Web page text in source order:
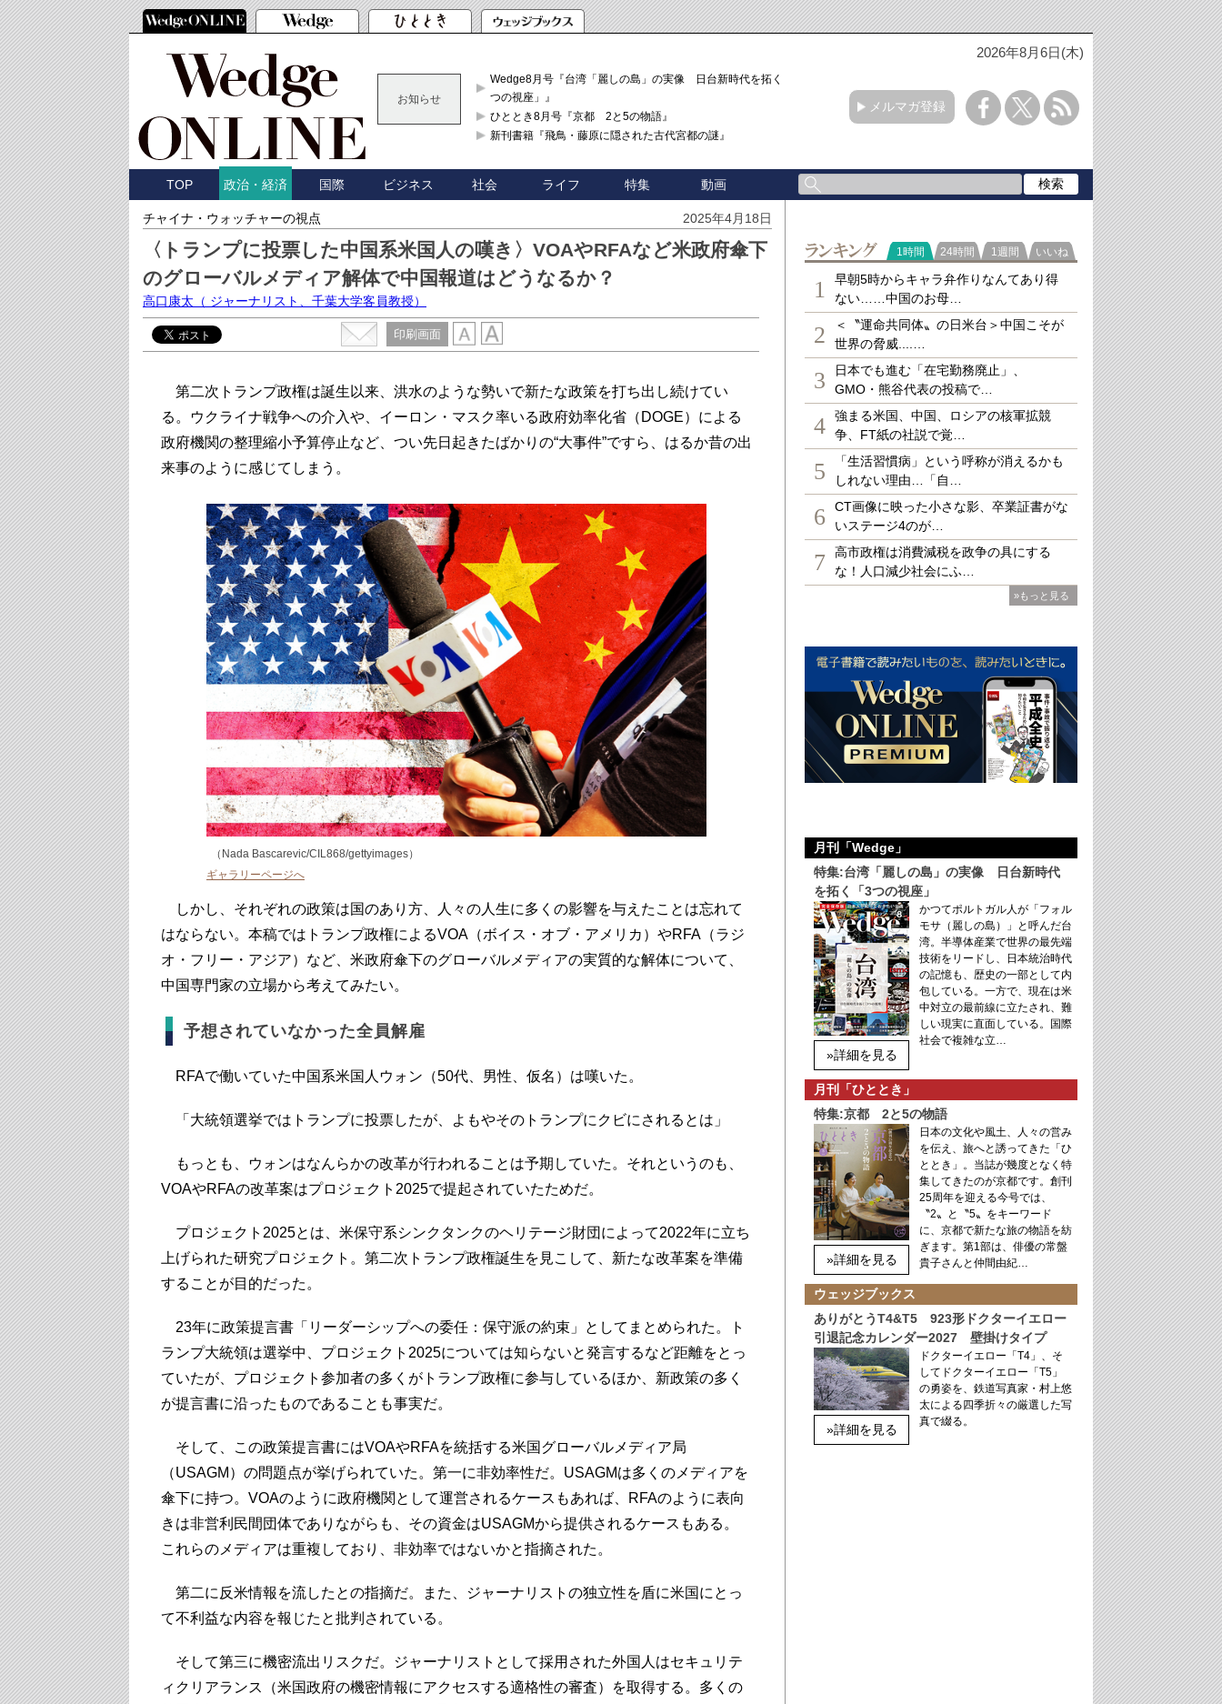
2026年8月6日(木)
お知らせ
Wedge8月号『台湾「麗しの島」の実像 日台新時代を拓く「3
つの視座」』
ひととき8月号『京都 2と5の物語』
新刊書籍『飛鳥・藤原に隠された古代宮都の謎』
メルマガ登録
TOP 政治・経済 国際 ビジネス 社会 ライフ 特集 動画
チャイナ・ウォッチャーの視点 2025年4月18日
〈トランプに投票した中国系米国人の嘆き〉VOAやRFAなど米政府傘下
のグローバルメディア解体で中国報道はどうなるか？
高口康太 （ ジャーナリスト、千葉大学客員教授）
印刷画面
第二次トランプ政権は誕生以来、洪水のような勢いで新たな政策を打ち出し続けてい
る。ウクライナ戦争への介入や、イーロン・マスク率いる政府効率化省（DOGE）による
政府機関の整理縮小予算停止など、つい先日起きたばかりの“大事件”ですら、はるか昔の出
来事のように感じてしまう。
（Nada Bascarevic/CIL868/gettyimages）
ギャラリーページへ
しかし、それぞれの政策は国のあり方、人々の人生に多くの影響を与えたことは忘れて
はならない。本稿ではトランプ政権によるVOA（ボイス・オブ・アメリカ）やRFA（ラジ
オ・フリー・アジア）など、米政府傘下のグローバルメディアの実質的な解体について、
中国専門家の立場から考えてみたい。
予想されていなかった全員解雇
RFAで働いていた中国系米国人ウォン（50代、男性、仮名）は嘆いた。
「大統領選挙ではトランプに投票したが、よもやそのトランプにクビにされるとは」
もっとも、ウォンはなんらかの改革が行われることは予期していた。それというのも、
VOAやRFAの改革案はプロジェクト2025で提起されていたためだ。
プロジェクト2025とは、米保守系シンクタンクのヘリテージ財団によって2022年に立ち
上げられた研究プロジェクト。第二次トランプ政権誕生を見こして、新たな改革案を準備
することが目的だった。
23年に政策提言書「リーダーシップへの委任：保守派の約束」としてまとめられた。ト
ランプ大統領は選挙中、プロジェクト2025については知らないと発言するなど距離をとっ
ていたが、プロジェクト参加者の多くがトランプ政権に参与しているほか、新政策の多く
が提言書に沿ったものであることも事実だ。
そして、この政策提言書にはVOAやRFAを統括する米国グローバルメディア局
（USAGM）の問題点が挙げられていた。第一に非効率性だ。USAGMは多くのメディアを
傘下に持つ。VOAのように政府機関として運営されるケースもあれば、RFAのように表向
きは非営利民間団体でありながらも、その資金はUSAGMから提供されるケースもある。
これらのメディアは重複しており、非効率ではないかと指摘された。
第二に反米情報を流したとの指摘だ。また、ジャーナリストの独立性を盾に米国にとっ
て不利益な内容を報じたと批判されている。
そして第三に機密流出リスクだ。ジャーナリストとして採用された外国人はセキュリテ
ィクリアランス（米国政府の機密情報にアクセスする適格性の審査）を取得する。多くの
ランキング
1時間 24時間 1週間 いいね
1
早朝5時からキャラ弁作りなんてあり得
ない……中国のお母…
2
＜〝運命共同体〟の日米台＞中国こそが
世界の脅威....…
3
日本でも進む「在宅勤務廃止」、
GMO・熊谷代表の投稿で…
4
強まる米国、中国、ロシアの核軍拡競
争、FT紙の社説で覚…
5
「生活習慣病」という呼称が消えるかも
しれない理由…「自…
6
CT画像に映った小さな影、卒業証書がな
いステージ4のが…
7
高市政権は消費減税を政争の具にする
な！人口減少社会にふ…
»もっと見る
月刊「Wedge」
特集:台湾「麗しの島」の実像 日台新時代
を拓く「3つの視座」
»詳細を見る
かつてポルトガル人が「フォル
モサ（麗しの島）」と呼んだ台
湾。半導体産業で世界の最先端
技術をリードし、日本統治時代
の記憶も、歴史の一部として内
包している。一方で、現在は米
中対立の最前線に立たされ、難
しい現実に直面している。国際
社会で複雑な立…
月刊「ひととき」
特集:京都 2と5の物語
»詳細を見る
日本の文化や風土、人々の営み
を伝え、旅へと誘ってきた「ひ
ととき」。当誌が幾度となく特
集してきたのが京都です。創刊
25周年を迎える今号では、
〝2〟と〝5〟をキーワード
に、京都で新たな旅の物語を紡
ぎます。第1部は、俳優の常盤
貴子さんと仲間由紀…
ウェッジブックス
ありがとうT4&T5 923形ドクターイエロー
引退記念カレンダー2027 壁掛けタイプ
»詳細を見る
ドクターイエロー「T4」、そ
してドクターイエロー「T5」
の勇姿を、鉄道写真家・村上悠
太による四季折々の厳選した写
真で綴る。